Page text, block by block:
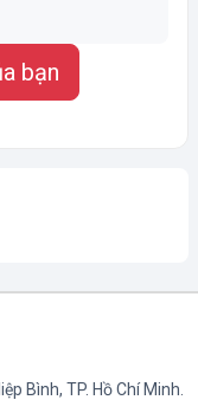
bạn
Bình, TP. Hồ Chí Minh.